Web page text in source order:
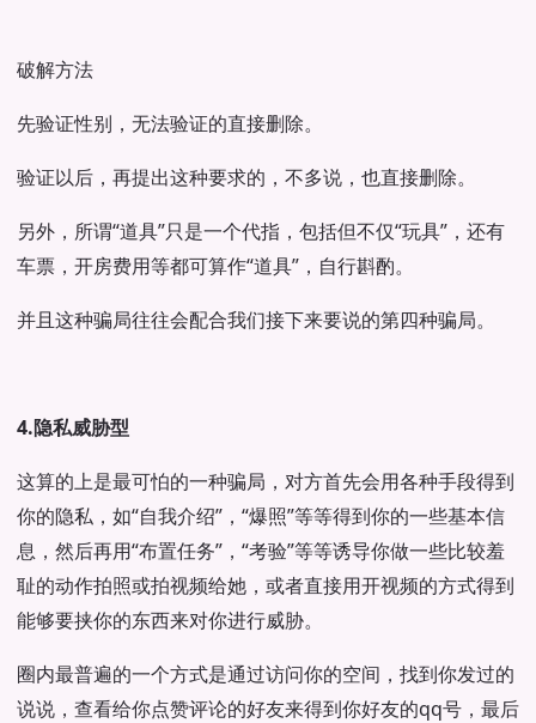
破解方法
先验证性别，无法验证的直接删除。
验证以后，再提出这种要求的，不多说，也直接删除。
另外，所谓“道具”只是一个代指，包括但不仅“玩具”，还有
车票，开房费用等都可算作“道具”，自行斟酌。
并且这种骗局往往会配合我们接下来要说的第四种骗局。
4.隐私威胁型
这算的上是最可怕的一种骗局，对方首先会用各种手段得到
你的隐私，如“自我介绍”，“爆照”等等得到你的一些基本信
息，然后再用“布置任务”，“考验”等等诱导你做一些比较羞
耻的动作拍照或拍视频给她，或者直接用开视频的方式得到
能够要挟你的东西来对你进行威胁。
圈内最普遍的一个方式是通过访问你的空间，找到你发过的
说说，查看给你点赞评论的好友来得到你好友的qq号，最后